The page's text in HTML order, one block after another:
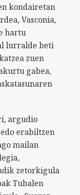
kondairetan
Vasconia,
hartu
lurralde beti
zuen
gabea,
argudio
erabiltzen
mailan
zetorkigula
Tubalen